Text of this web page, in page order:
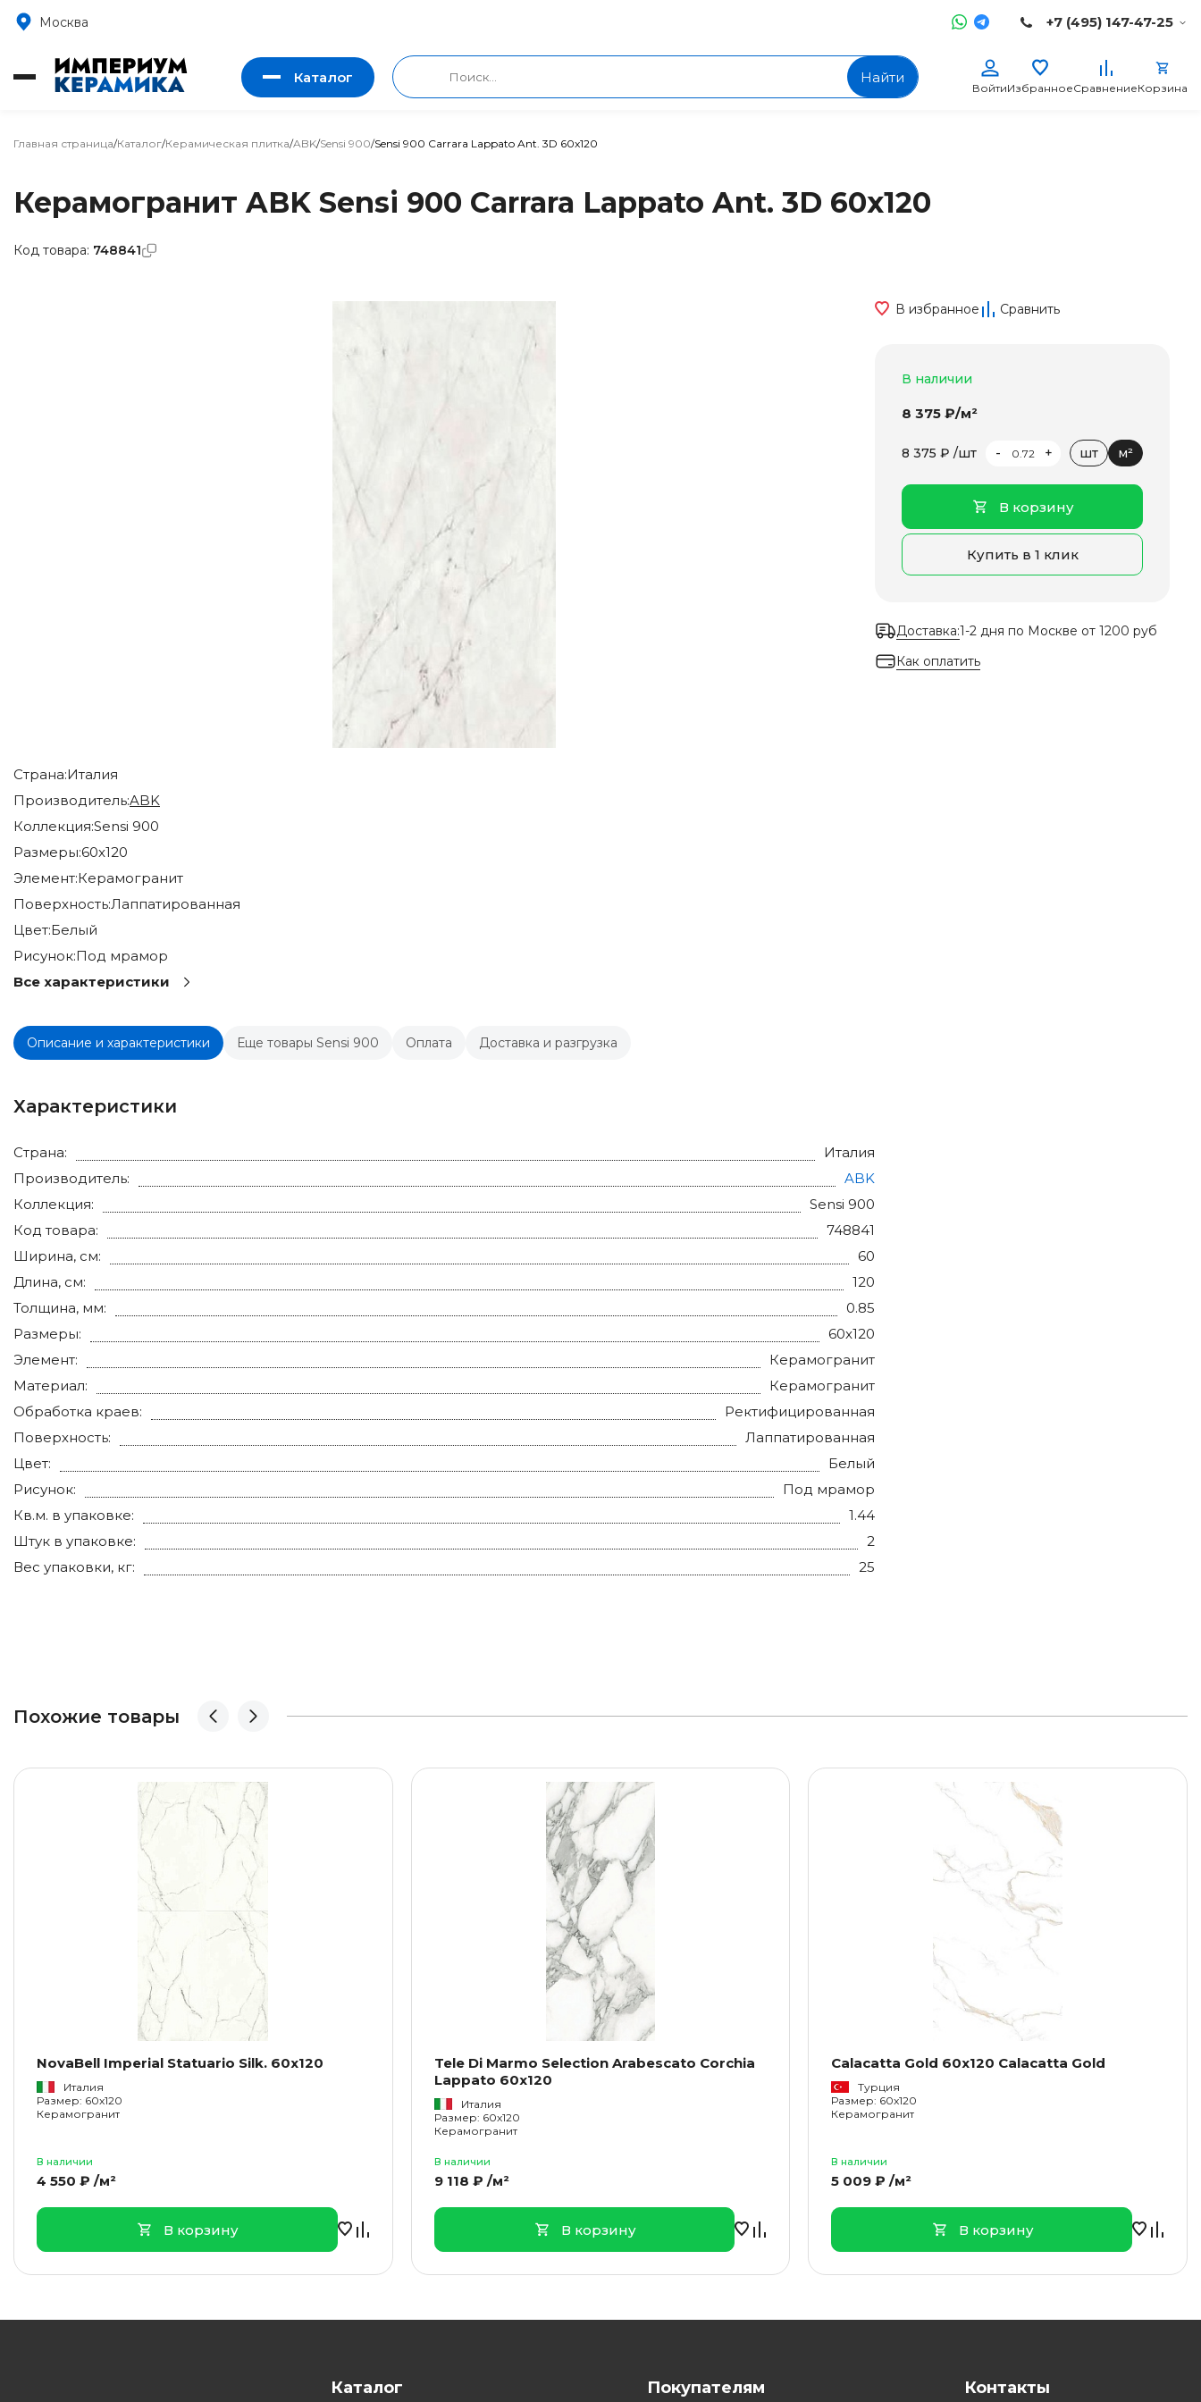
Москва +7 (495) 147-47-25
Каталог Найти
ВойтиИзбранноеСравнениеКорзина
Главная страница/Каталог/Керамическая плитка/ABK/Sensi 900/Sensi 900 Carrara Lappato Ant. 3D 60x120
Керамогранит ABK Sensi 900 Carrara Lappato Ant. 3D 60x120
Страна:Италия
Производитель:ABK
Коллекция:Sensi 900
Размеры:60x120
Элемент:Керамогранит
Поверхность:Лаппатированная
Цвет:Белый
Рисунок:Под мрамор
Все характеристики
Описание и характеристики Еще товары Sensi 900 Оплата Доставка и разгрузка
Характеристики
Страна:
Италия
Производитель:
ABK
Коллекция:
Sensi 900
Код товара:
748841
Ширина, см:
60
Длина, см:
120
Толщина, мм:
0.85
Размеры:
60x120
Элемент:
Керамогранит
Материал:
Керамогранит
Обработка краев:
Ректифицированная
Поверхность:
Лаппатированная
Цвет:
Белый
Рисунок:
Под мрамор
Кв.м. в упаковке:
1.44
Штук в упаковке:
2
Вес упаковки, кг:
25
В избранное Сравнить
В наличии
8 375 ₽/м²
8 375 ₽ /шт - + шт м²
В корзину
Купить в 1 клик
Доставка:1-2 дня по Москве от 1200 руб
Как оплатить
Похожие товары
NovaBell Imperial Statuario Silk. 60x120
Италия
Размер: 60x120
Керамогранит
В наличии
4 550 ₽ /м²
В корзину
Tele Di Marmo Selection Arabescato Corchia
Lappato 60x120
Италия
Размер: 60x120
Керамогранит
В наличии
9 118 ₽ /м²
В корзину
Calacatta Gold 60x120 Calacatta Gold
Турция
Размер: 60x120
Керамогранит
В наличии
5 009 ₽ /м²
В корзину
Код товара: 748841
Каталог Покупателям Контакты